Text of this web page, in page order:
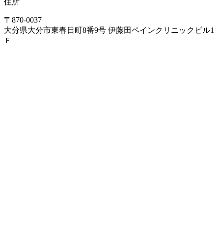
住所
〒870-0037
大分県大分市東春日町8番9号 伊藤田ペインクリニックビル1
Ｆ